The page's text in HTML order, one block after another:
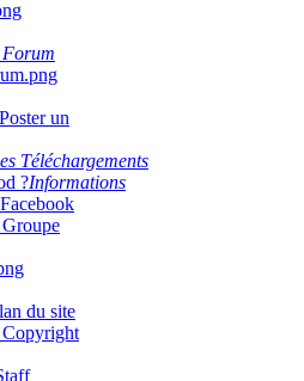
Forum
Poster un
Téléchargements
?Informations
Facebook
Groupe
du site
Copyright